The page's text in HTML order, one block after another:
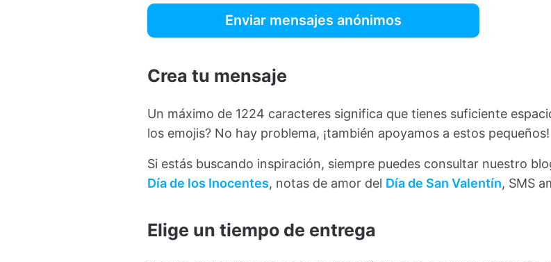
Enviar mensajes anónimos
Crea tu mensaje
Un máximo de 1224 caracteres significa que tienes suficiente
los emojis? No hay problema, ¡también apoyamos a estos pequeños!
Si estás buscando inspiración, siempre puedes consultar nuestro
Día de los Inocentes, notas de amor del Día de San Valentín, SMS
Elige un tiempo de entrega